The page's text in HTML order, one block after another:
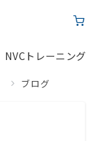
NVCトレーニング
ブログ